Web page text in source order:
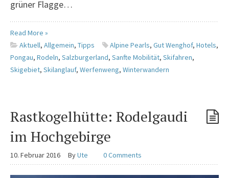
grüner Flagge…
Read More »
Aktuell, Allgemein, Tipps Alpine Pearls, Gut Wenghof, Hotels,
Pongau, Rodeln, Salzburgerland, Sanfte Mobilität, Skifahren,
Skigebiet, Skilanglauf, Werfenweng, Winterwandern
Rastkogelhütte: Rodelgaudi
im Hochgebirge
10. Februar 2016 ByUte 0 Comments